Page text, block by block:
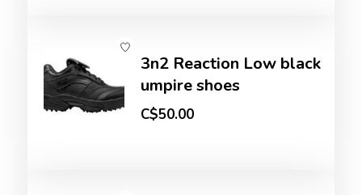
3n2 Reaction Low black
umpire shoes
C$50.00